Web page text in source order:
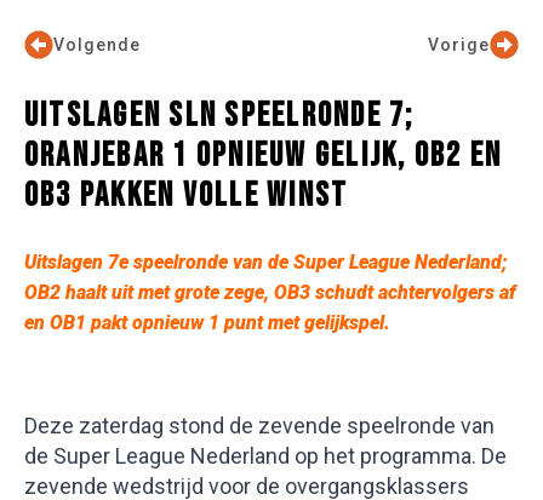
Vorige
Volgende
UITSLAGEN SLN SPEELRONDE 7;
ORANJEBAR 1 OPNIEUW GELIJK, OB2 EN
OB3 PAKKEN VOLLE WINST
Uitslagen 7e speelronde van de Super League Nederland;
OB2 haalt uit met grote zege, OB3 schudt achtervolgers af
en OB1 pakt opnieuw 1 punt met gelijkspel.
Deze zaterdag stond de zevende speelronde van
de Super League Nederland op het programma. De
zevende wedstrijd voor de overgangsklassers